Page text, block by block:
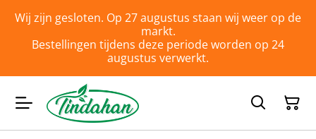
Wij zijn gesloten. Op 27 augustus staan wij weer op de
markt.
Bestellingen tijdens deze periode worden op 24
augustus verwerkt.